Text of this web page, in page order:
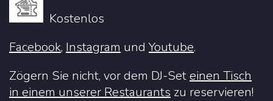
Kostenlos
Facebook, Instagram und Youtube.
Zögern Sie nicht, vor dem DJ-Seteinen Tisch
in einem unserer Restaurants zu reservieren!